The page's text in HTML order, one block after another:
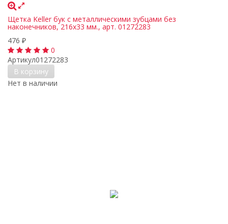
Щетка Keller бук с металлическими зубцами без
наконечников, 216х33 мм., арт. 01272283
476 ₽
0
Артикул01272283
В корзину
Нет в наличии